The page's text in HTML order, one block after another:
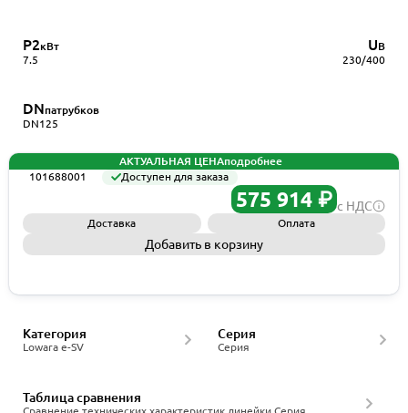
P2кВт
7.5
UВ
230/400
DNпатрубков
DN125
АКТУАЛЬНАЯ ЦЕНАподробнее
101688001
Доступен для заказа
575 914 ₽ с НДС
Доставка Оплата
Добавить в корзину
Lowara e-SV
Категория
Серия
Серия
Таблица сравнения